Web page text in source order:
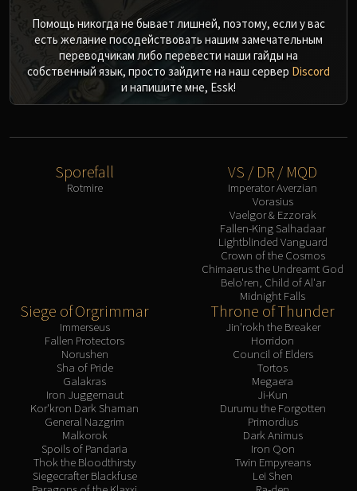
Помощь никогда не бывает лишней, поэтому, если у вас
есть желание посодействовать нашим замечательным
переводчикам либо перевести наши гайды на
собственный язык, просто зайдите на наш сервер Discord
и напишите мне, Essk!
Sporefall
Rotmire
VS / DR / MQD
Imperator Averzian
Vorasius
Vaelgor & Ezzorak
Fallen-King Salhadaar
Lightblinded Vanguard
Crown of the Cosmos
Chimaerus the Undreamt God
Belo'ren, Child of Al'ar
Midnight Falls
Siege of Orgrimmar
Immerseus
Fallen Protectors
Norushen
Sha of Pride
Galakras
Iron Juggernaut
Kor'kron Dark Shaman
General Nazgrim
Malkorok
Spoils of Pandaria
Thok the Bloodthirsty
Siegecrafter Blackfuse
Throne of Thunder
Jin'rokh the Breaker
Horridon
Council of Elders
Tortos
Megaera
Ji-Kun
Durumu the Forgotten
Primordius
Dark Animus
Iron Qon
Twin Empyreans
Lei Shen